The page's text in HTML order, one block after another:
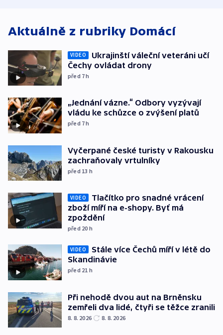
Aktuálně z rubriky Domácí
VIDEO
Ukrajinští váleční veteráni učí
Čechy ovládat drony
před 7h
„Jednání vázne.“ Odbory vyzývají
vládu ke schůzce o zvýšení platů
před 7h
Vyčerpané české turisty v Rakousku
zachraňovaly vrtulníky
před 13 h
VIDEO
Tlačítko pro snadné vrácení
zboží míří na e-shopy. Byť má
zpoždění
před 20 h
VIDEO
Stále více Čechů míří v létě do
Skandinávie
před 21 h
Při nehodě dvou aut na Brněnsku
zemřeli dva lidé, čtyři se těžce zranili
8. 8. 2026 8. 8. 2026